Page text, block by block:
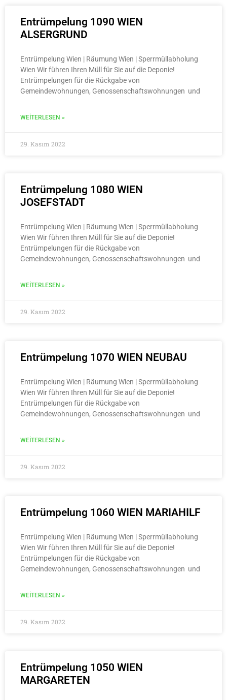
Entrümpelung 1090 WIEN
ALSERGRUND
Entrümpelung Wien | Räumung Wien | Sperrmüllabholung
Wien Wir führen Ihren Müll für Sie auf die Deponie!
Entrümpelungen für die Rückgabe von
Gemeindewohnungen, Genossenschaftswohnungen und
WEITERLESEN »
29. Kasım 2022
Entrümpelung 1080 WIEN
JOSEFSTADT
Entrümpelung Wien | Räumung Wien | Sperrmüllabholung
Wien Wir führen Ihren Müll für Sie auf die Deponie!
Entrümpelungen für die Rückgabe von
Gemeindewohnungen, Genossenschaftswohnungen und
WEITERLESEN »
29. Kasım 2022
Entrümpelung 1070 WIEN NEUBAU
Entrümpelung Wien | Räumung Wien | Sperrmüllabholung
Wien Wir führen Ihren Müll für Sie auf die Deponie!
Entrümpelungen für die Rückgabe von
Gemeindewohnungen, Genossenschaftswohnungen und
WEITERLESEN »
29. Kasım 2022
Entrümpelung 1060 WIEN MARIAHILF
Entrümpelung Wien | Räumung Wien | Sperrmüllabholung
Wien Wir führen Ihren Müll für Sie auf die Deponie!
Entrümpelungen für die Rückgabe von
Gemeindewohnungen, Genossenschaftswohnungen und
WEITERLESEN »
29. Kasım 2022
Entrümpelung 1050 WIEN
MARGARETEN